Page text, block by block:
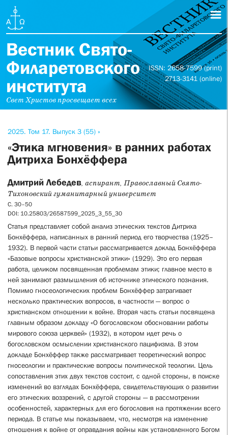
Вестник Свято-
Филаретовского
института
Свет Христов просвещает всех
ISSN: 2658-7599 (print)
2713-3141 (online)
2025. Том 17. Выпуск 3 (55) »
«Этика мгновения» в ранних работах
Дитриха Бонхёффера
Дмитрий Лебедев, аспирант, Православный Свято-
Тихоновский гуманитарный университет
С. 30–50
DOI: 10.25803/26587599_2025_3_55_30
Статья представляет собой анализ этических текстов Дитриха
Бонхёффера, написанных в ранний период его творчества (1925–
1932). В первой части статьи рассматривается доклад Бонхёффера
«Базовые вопросы христианской этики» (1929). Это его первая
работа, целиком посвященная проблемам этики; главное место в
ней занимают размышления об источнике этического познания.
Помимо гносеологических проблем Бонхёффер затрагивает
несколько практических вопросов, в частности — вопрос о
христианском отношении к войне. Вторая часть статьи посвящена
главным образом докладу «О богословском обосновании работы
мирового союза церквей» (1932), в котором идет речь о
богословском осмыслении христианского пацифизма. В этом
докладе Бонхёффер также рассматривает теоретический вопрос
гносеологии и практические вопросы политической теологии. Цель
сопоставления этих двух текстов состоит, с одной стороны, в поиске
изменений во взглядах Бонхёффера, свидетельствующих о развитии
его этических воззрений, с другой стороны — в рассмотрении
особенностей, характерных для его богословия на протяжении всего
периода. В статье мы показываем, что, несмотря на изменение
отношения к войне от оправдания войны как установленного Богом